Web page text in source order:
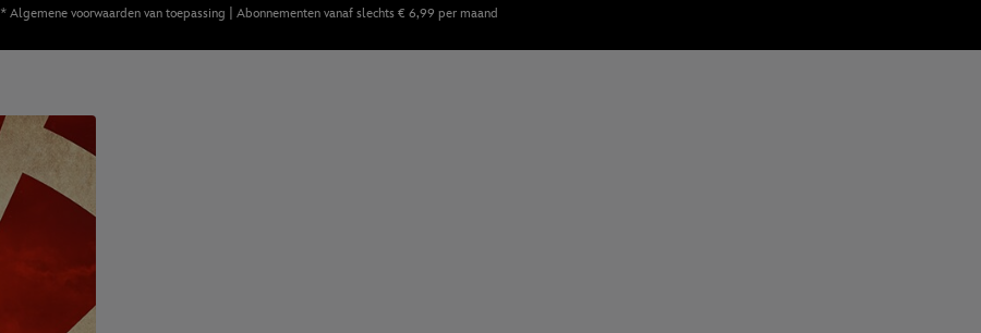
* Algemene voorwaarden van toepassing | Abonnementen vanaf slechts € 6,99 per maand